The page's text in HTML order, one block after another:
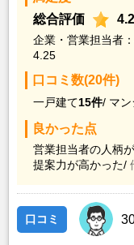
総合評価
企業・営業担当者
4.25
口コミ数(20件)
一戸建て15件/ マ
良かった点
営業担当者の人柄
提案力が高かった/
口コミ